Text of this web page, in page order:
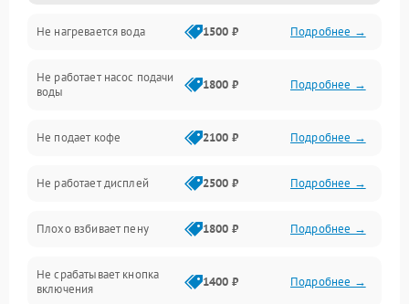
Включение и работа
Проблемы с водой
Проблемы с капучинатором и паром
Управление и электроника
Программное обеспечение
Не нагревается вода 1500 ₽ Подробнее →
Не работает насос подачи
воды
1800 ₽ Подробнее →
Не подает кофе 2100 ₽ Подробнее →
Не работает дисплей 2500 ₽ Подробнее →
Плохо взбивает пену 1800 ₽ Подробнее →
Не срабатывает кнопка
включения
1400 ₽ Подробнее →